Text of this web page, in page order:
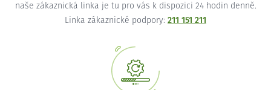
naše zákaznická linka je tu pro vás k dispozici 24 hodin denně.
Linka zákaznické podpory: 211 151 211